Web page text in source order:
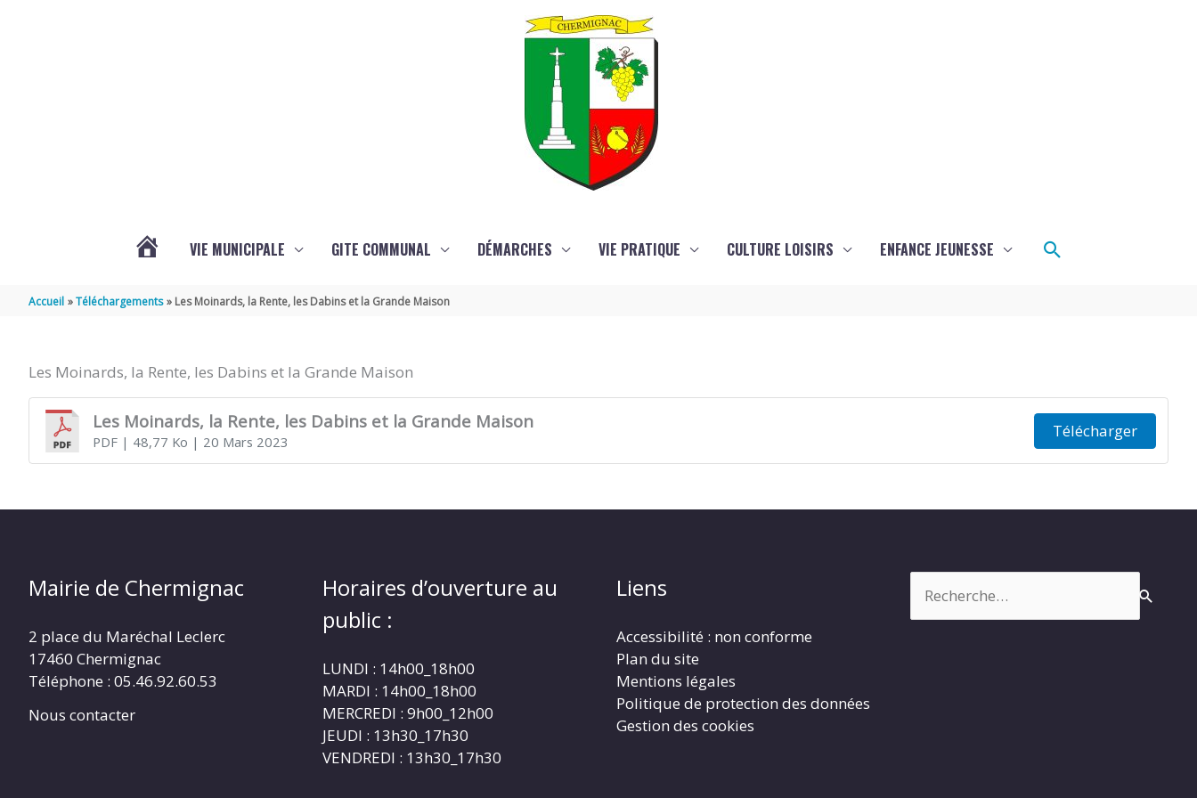
CHERMIGNAC
(17460)
VIE MUNICIPALE GITE COMMUNAL DÉMARCHES VIE PRATIQUE CULTURE LOISIRS ENFANCE JEUNESSE Rechercher
Accueil Téléchargements Les Moinards, la Rente, les Dabins et la Grande Maison
Les Moinards, la Rente, les Dabins et la Grande Maison
Les Moinards, la Rente, les Dabins et la Grande Maison
PDF| 48,77 Ko | 20 Mars 2023
Télécharger
Mairie de Chermignac
2 place du Maréchal Leclerc
17460 Chermignac
Téléphone : 05.46.92.60.53
Nous contacter
Horaires d’ouverture au
public :
LUNDI : 14h00_18h00
MARDI : 14h00_18h00
MERCREDI : 9h00_12h00
JEUDI : 13h30_17h30
VENDREDI : 13h30_17h30
Liens
Accessibilité : non conforme
Plan du site
Mentions légales
Politique de protection des données
Gestion des cookies